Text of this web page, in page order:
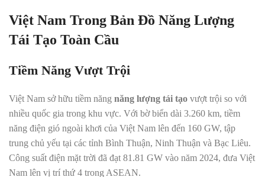
Việt Nam Trong Bản Đồ Năng Lượng
Tái Tạo Toàn Cầu
Tiềm Năng Vượt Trội
Việt Nam sở hữu tiềm năng năng lượng tái tạo vượt trội so với
nhiều quốc gia trong khu vực. Với bờ biển dài 3.260 km, tiềm
năng điện gió ngoài khơi của Việt Nam lên đến 160 GW, tập
trung chủ yếu tại các tỉnh Bình Thuận, Ninh Thuận và Bạc Liêu.
Công suất điện mặt trời đã đạt 81.81 GW vào năm 2024, đưa Việt
Nam lên vị trí thứ 4 trong ASEAN.